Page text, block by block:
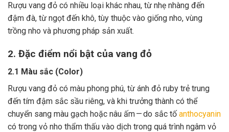
Rượu vang đỏ có nhiều loại khác nhau, từ nhẹ nhàng đến
đậm đà, từ ngọt đến khô, tùy thuộc vào giống nho, vùng
trồng nho và phương pháp sản xuất.
2. Đặc điểm nổi bật của vang đỏ
2.1 Màu sắc (Color)
Rượu vang đỏ có màu phong phú, từ ánh đỏ ruby trẻ trung
đến tím đậm sắc sầu riêng, và khi trưởng thành có thể
chuyển sang màu gạch hoặc nâu ấm — do sắc tố anthocyanin
có trong vỏ nho thẩm thấu vào dịch trong quá trình ngâm vỏ